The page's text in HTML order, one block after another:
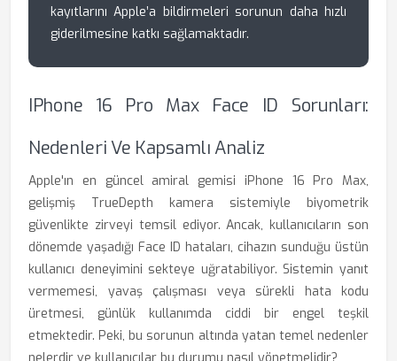
kayıtlarını Apple’a bildirmeleri sorunun daha hızlı
giderilmesine katkı sağlamaktadır.
IPhone 16 Pro Max Face ID Sorunları:
Nedenleri Ve Kapsamlı Analiz
Apple'ın en güncel amiral gemisi iPhone 16 Pro Max,
gelişmiş TrueDepth kamera sistemiyle biyometrik
güvenlikte zirveyi temsil ediyor. Ancak, kullanıcıların son
dönemde yaşadığı Face ID hataları, cihazın sunduğu üstün
kullanıcı deneyimini sekteye uğratabiliyor. Sistemin yanıt
vermemesi, yavaş çalışması veya sürekli hata kodu
üretmesi, günlük kullanımda ciddi bir engel teşkil
etmektedir. Peki, bu sorunun altında yatan temel nedenler